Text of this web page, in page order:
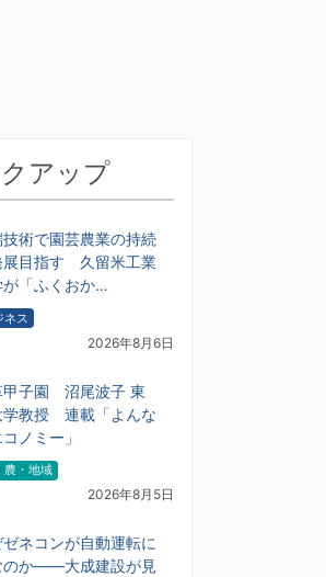
アップ
技術で園芸農業の持続
展目指す 久留米工業
が「ふくおか…
ネス
2026年8月6日
甲子園 沼尾波子 東
学教授 連載「よんな
コノミー」
農・地域
2026年8月5日
ゼネコンが自動運転に
のか――大成建設が見